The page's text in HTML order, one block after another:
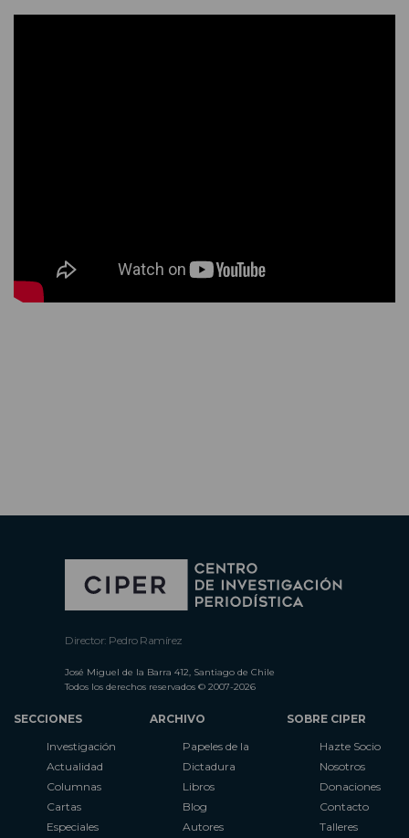
Director: Pedro Ramírez
José Miguel de la Barra 412, Santiago de Chile
Todos los derechos reservados © 2007-2026
SECCIONES
Investigación
Actualidad
Columnas
Cartas
Especiales
ARCHIVO
Papeles de la
Dictadura
Libros
Blog
Autores
SOBRE CIPER
Hazte Socio
Nosotros
Donaciones
Contacto
Talleres